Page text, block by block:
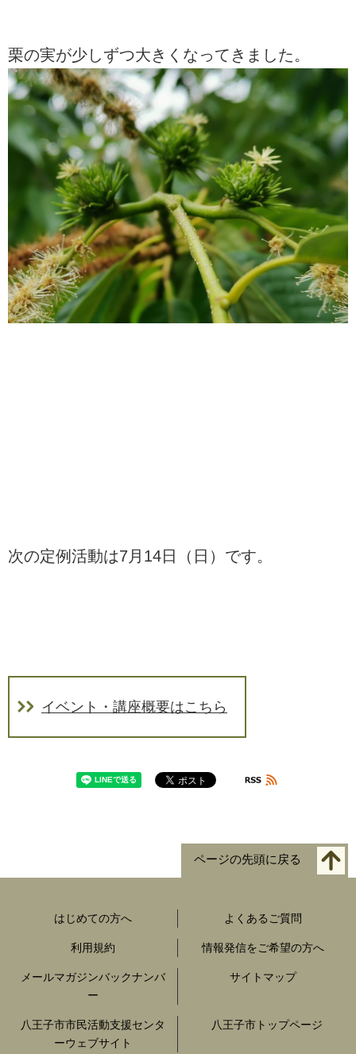
栗の実が少しずつ大きくなってきました。
次の定例活動は7月14日（日）です。
イベント・講座概要はこちら
ページの先頭に戻る
はじめての方へ よくあるご質問
利用規約 情報発信をご希望の方へ
メールマガジンバックナンバ
ー
サイトマップ
八王子市市民活動支援センタ
ーウェブサイト
八王子市トップページ